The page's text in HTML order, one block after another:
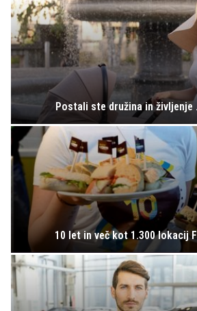
Postali ste družina in življenje
10 let in več kot 1.300 lokacij